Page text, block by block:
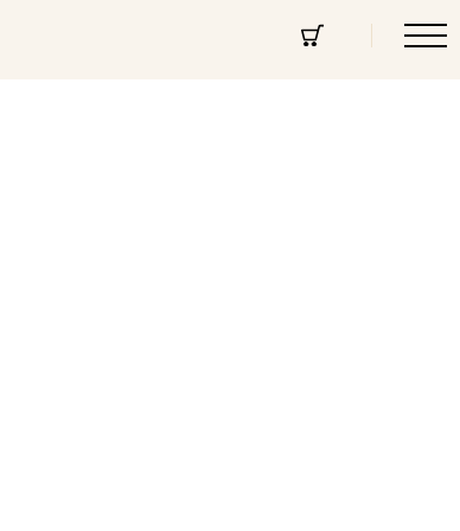
Community